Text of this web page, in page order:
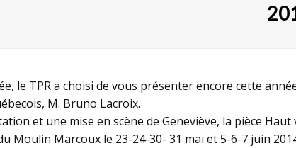
le TPR a choisi de vous présenter encore cette
M. Bruno Lacroix.
et une mise en scène de Geneviève, la pièce
Moulin Marcoux le 23-24-30- 31 mai et 5-6-7 juin